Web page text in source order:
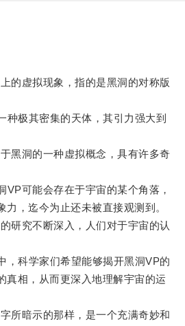
虚拟现象，指的是黑洞的对称版
极其密集的天体，其引力强大到
洞的一种虚拟概念，具有许多奇
可能会存在于宇宙的某个角落，
力，迄今为止还未被直接观测到。
究不断深入，人们对于宇宙的认
科学家们希望能够揭开黑洞VP的
真相，从而更深入地理解宇宙的运
暗示的那样，是一个充满奇妙和